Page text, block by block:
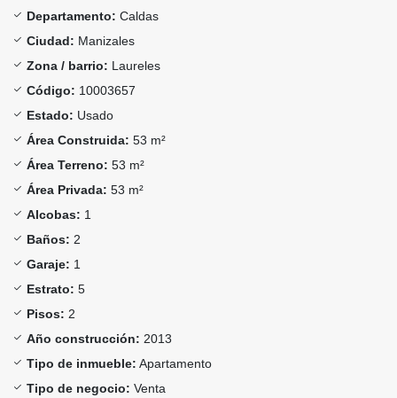
Departamento: Caldas
Ciudad: Manizales
Zona / barrio: Laureles
Código: 10003657
Estado: Usado
Área Construida: 53 m²
Área Terreno: 53 m²
Área Privada: 53 m²
Alcobas: 1
Baños: 2
Garaje: 1
Estrato: 5
Pisos: 2
Año construcción: 2013
Tipo de inmueble: Apartamento
Tipo de negocio: Venta